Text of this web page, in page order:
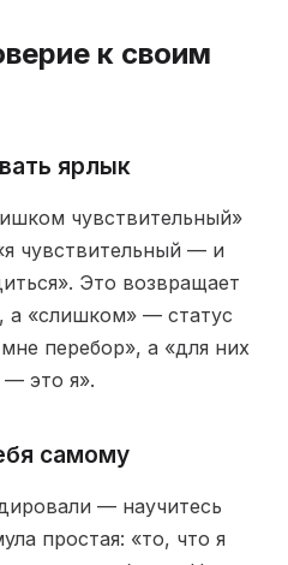
к своим
ярлык
чувствительный»
чувствительный — и
Это возвращает
а «слишком» — статус
перебор», а «для них
— это я».
самому
— научитесь
простая: «то, что я